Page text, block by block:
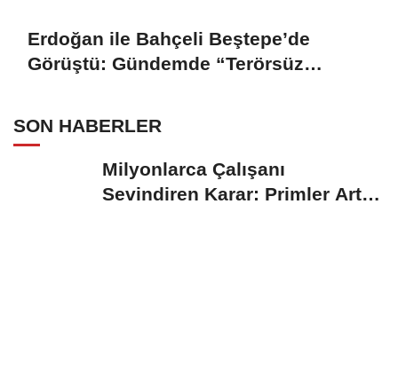
Erdoğan ile Bahçeli Beştepe’de
Görüştü: Gündemde “Terörsüz
SON HABERLER
Milyonlarca Çalışanı
Sevindiren Karar: Primler Artık